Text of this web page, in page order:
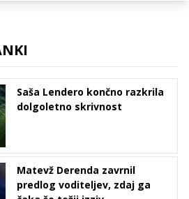
Saša Lendero končno razkrila
dolgoletno skrivnost
Matevž Derenda zavrnil
predlog voditeljev, zdaj ga